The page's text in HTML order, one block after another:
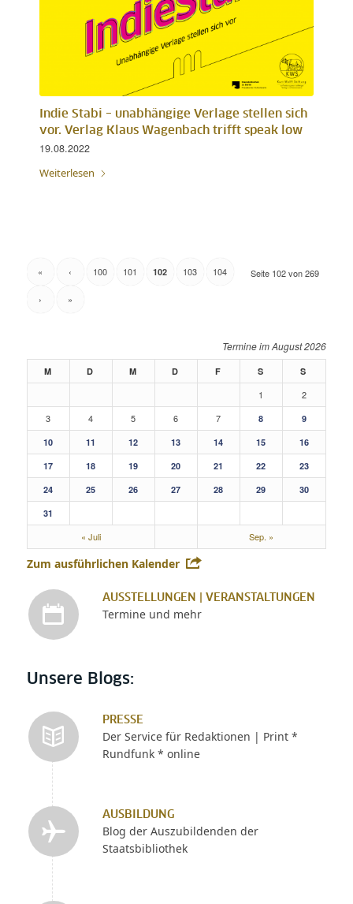
Indie Stabi – unabhängige Verlage stellen sich
vor. Verlag Klaus Wagenbach trifft speak low
19.08.2022
Weiterlesen
Seite 102 von 269
« ‹ 100 101 102 103 104
› »
August 2026
M D M D F S S
1
2
3
4 5 6 7 8
9
10
11 12 13 14 15
16
17
18 19 20 21 22
23
24
25 26 27 28 29
30
31
« Juli Sep. »
Zum ausführlichen Kalender
AUSSTELLUNGEN | VERANSTALTUNGEN
Termine und mehr
Unsere Blogs:
PRESSE
Der Service für Redaktionen | Print *
Rundfunk * online
AUSBILDUNG
Blog der Auszubildenden der
Staatsbibliothek